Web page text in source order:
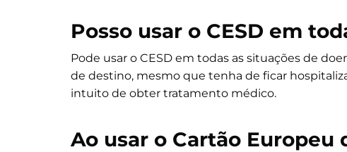
Posso usar o CESD em
Pode usar o CESD em todas as situações de
de destino, mesmo que tenha de ficar
intuito de obter tratamento médico.
Ao usar o Cartão Europeu